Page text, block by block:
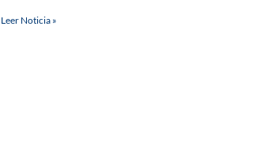
Leer Noticia »